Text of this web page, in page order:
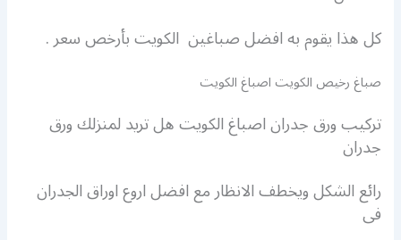
كل هذا يقوم به افضل صباغين الكويت بأرخص سعر .
صباغ رخيص الكويت اصباغ الكويت
تركيب ورق جدران اصباغ الكويت هل تريد لمنزلك ورق
جدران
رائع الشكل ويخطف الانظار مع افضل اروع اوراق الجدران
فى